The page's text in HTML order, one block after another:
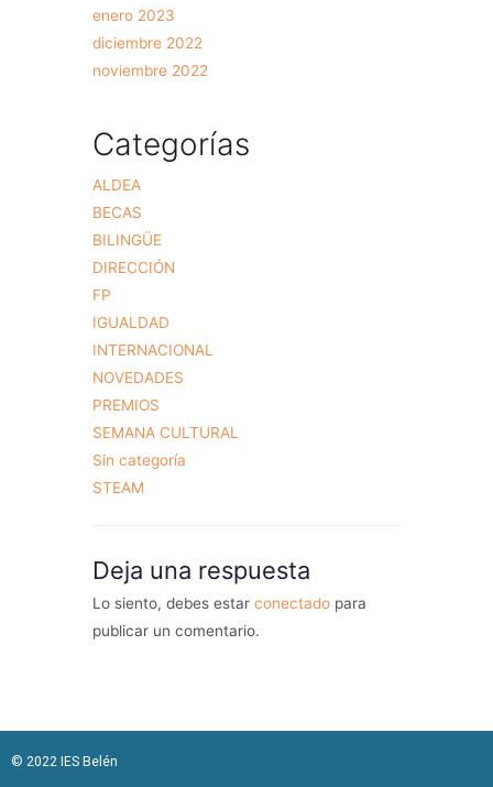
enero 2023
diciembre 2022
noviembre 2022
Categorías
ALDEA
BECAS
BILINGÜE
DIRECCIÓN
FP
IGUALDAD
INTERNACIONAL
NOVEDADES
PREMIOS
SEMANA CULTURAL
Sin categoría
STEAM
Deja una respuesta
Lo siento, debes estar conectado para
publicar un comentario.
© 2022 IES Belén